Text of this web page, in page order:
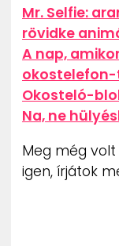
Mr. Selfie:
rövidke
A nap,
Okosteló-
Na, ne
Meg még
igen, írjátok